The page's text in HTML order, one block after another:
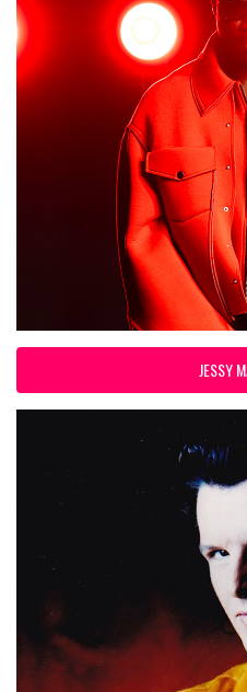
JESSY